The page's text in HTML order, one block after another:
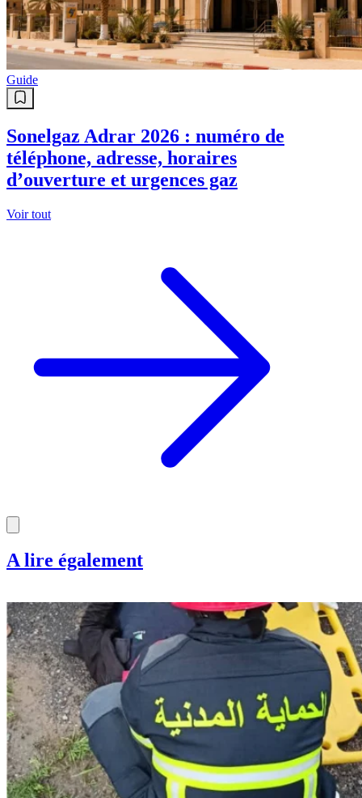
Guide
Sonelgaz Adrar 2026 : numéro de
téléphone, adresse, horaires
d’ouverture et urgences gaz
Voir tout
A lire également